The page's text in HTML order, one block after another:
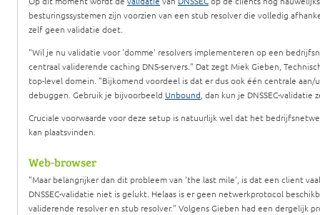
besturingssystemen zijn voorzien van een stub resolver die volledig
zelf geen validatie doet.
Wil je nu validatie voor 'domme' resolvers implementeren op een
centraal validerende caching DNS-servers.
Dat zegt Miek Gieben,
top-level domein.
Bijkomend voordeel is dat er dus ook één centrale
debuggen. Gebruik je bijvoorbeeld Unbound, dan kun je DNSSEC-
Cruciale voorwaarde voor deze setup is natuurlijk wel dat het
kan plaatsvinden.
Web-browser
Maar belangrijker dan dit probleem van 'the last mile', is dat een client
DNSSEC-validatie niet is gelukt. Helaas is er geen netwerkprotocol
validerende resolver en stub resolver. Volgens Gieben had een dergelijk